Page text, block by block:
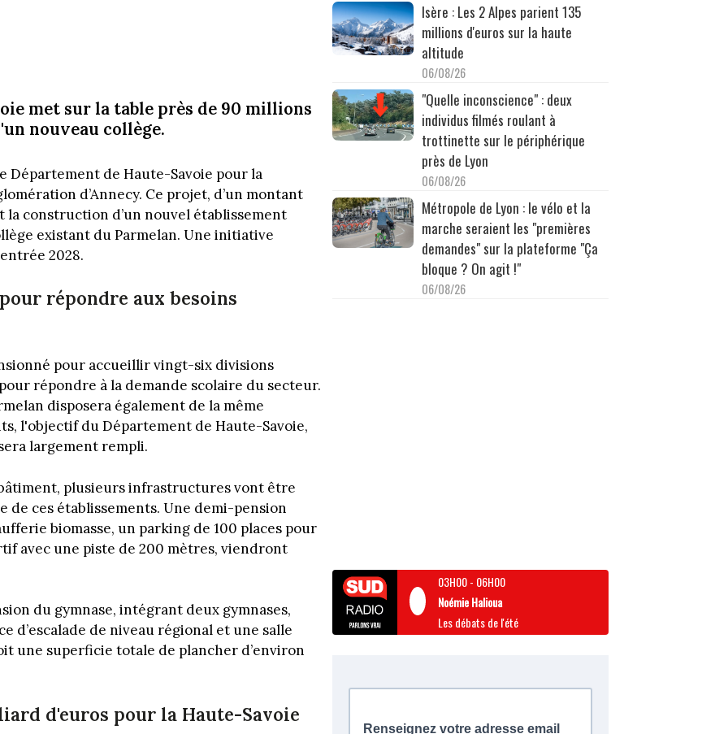
met sur la table près de 90 millions
nouveau collège.
Département de Haute-Savoie pour la
d’Annecy. Ce projet, d’un montant
construction d’un nouvel établissement
existant du Parmelan. Une initiative
2028.
répondre aux besoins
pour accueillir vingt-six divisions
répondre à la demande scolaire du secteur.
disposera également de la même
l'objectif du Département de Haute-Savoie,
largement rempli.
plusieurs infrastructures vont être
de ces établissements. Une demi-pension
biomasse, un parking de 100 places pour
avec une piste de 200 mètres, viendront
du gymnase, intégrant deux gymnases,
d’escalade de niveau régional et une salle
une superficie totale de plancher d’environ
d'euros pour la Haute-Savoie
Isère : Les 2 Alpes parient 135
millions d'euros sur la haute
altitude
06/08/26
"Quelle inconscience" : deux
individus filmés roulant à
trottinette sur le périphérique
près de Lyon
06/08/26
Métropole de Lyon : le vélo et la
marche seraient les "premières
demandes" sur la plateforme "Ça
bloque ? On agit !"
06/08/26
03H00- 06H00
Noémie Halioua
Les débats de l'été